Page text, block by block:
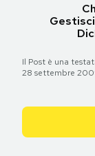
Il Post è una
28 settembre